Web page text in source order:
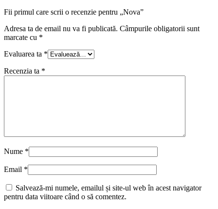
Fii primul care scrii o recenzie pentru „Nova”
Adresa ta de email nu va fi publicată. Câmpurile obligatorii sunt
marcate cu *
Evaluarea ta *
Recenzia ta *
Nume *
Email *
Salvează-mi numele, emailul și site-ul web în acest navigator
pentru data viitoare când o să comentez.